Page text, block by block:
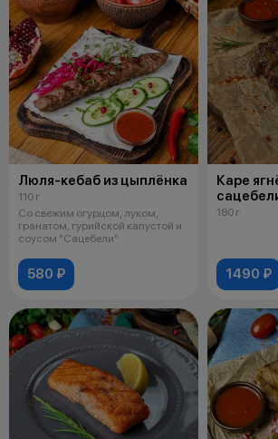
Люля-кебаб из цыплёнка
110 г
Со свежим огурцом, луком,
гранатом, гурийской капустой и
соусом "Сацебели"
580 ₽
Каре
180 г
1490 ₽